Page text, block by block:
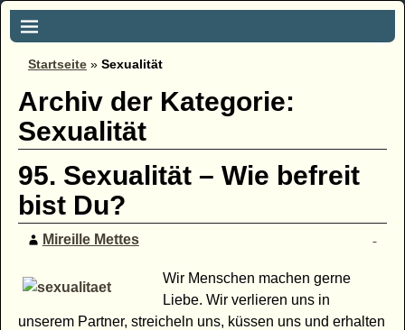
Startseite » Sexualität
Archiv der Kategorie:
Sexualität
95. Sexualität – Wie befreit
bist Du?
Mireille Mettes
Wir Menschen machen gerne
Liebe. Wir verlieren uns in
unserem Partner, streicheln uns, küssen uns und erhalten